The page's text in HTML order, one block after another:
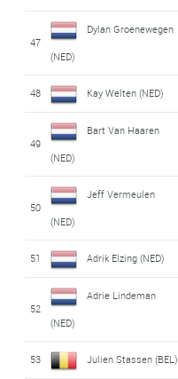
47
Dylan Groenewegen
(NED)
48 Kay Welten (NED)
49
Bart Van Haaren
(NED)
50
Jeff Vermeulen
(NED)
51 Adrik Elzing (NED)
52
Adrie Lindeman
(NED)
53 Julien Stassen (BEL)